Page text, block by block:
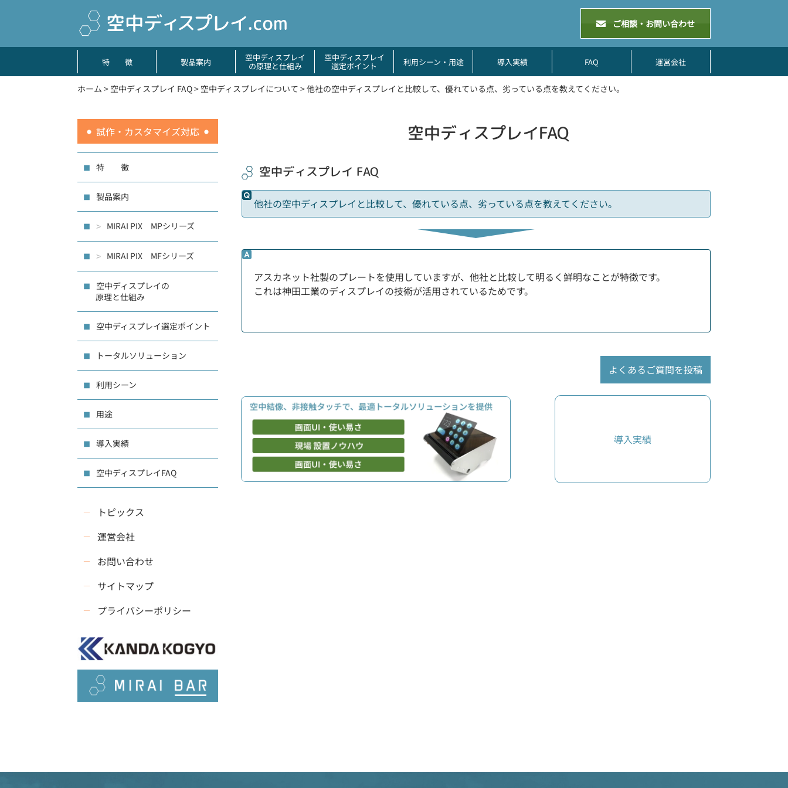
ご相談・お問い合わせ
特 徴 製品案内 空中ディスプレイ
の原理と仕組み
空中ディスプレイ
選定ポイント 利用シーン・用途 導入実績 FAQ 運営会社
ホーム > 空中ディスプレイ FAQ> 空中ディスプレイについて >他社の空中ディスプレイと比較して、優れている点、劣っている点を教えてください。
空中ディスプレイFAQ
空中ディスプレイ FAQ
他社の空中ディスプレイと比較して、優れている点、劣っている点を教えてください。
アスカネット社製のプレートを使用していますが、他社と比較して明るく鮮明なことが特徴です。
これは神田工業のディスプレイの技術が活用されているためです。
よくあるご質問を投稿
導入実績
試作・カスタマイズ対応
特 徴
製品案内
> MIRAI PIX MPシリーズ
> MIRAI PIX MFシリーズ
空中ディスプレイの
原理と仕組み
空中ディスプレイ選定ポイント
トータルソリューション
利用シーン
用途
導入実績
空中ディスプレイFAQ
トピックス
運営会社
お問い合わせ
サイトマップ
プライバシーポリシー